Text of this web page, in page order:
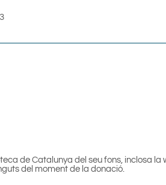
de Catalunya del seu fons, inclosa la
del moment de la donació.